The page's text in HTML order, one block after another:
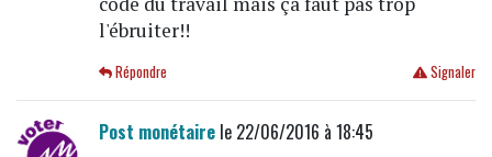
l'ébruiter!!
Signaler
Répondre
Post monétairele 22/06/2016 à 18:45